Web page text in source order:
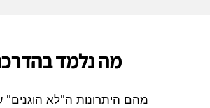
מה נלמד
מהם היתרונות ה"לא הוגנים"